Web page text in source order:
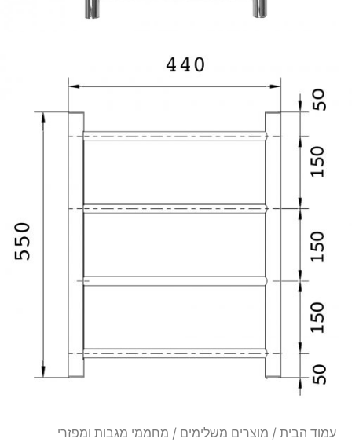
עמוד הבית / מוצרים משלימים / מחממי מגבות ומפזרי